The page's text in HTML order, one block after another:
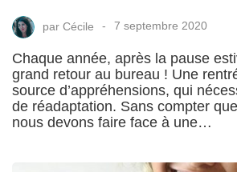
par Cécile 7 septembre 2020
Chaque année, après la pause
grand retour au bureau ! Une
source d’appréhensions, qui
de réadaptation. Sans compter
nous devons faire face à une…